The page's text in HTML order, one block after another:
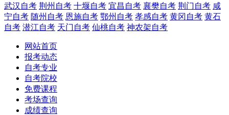
武汉自考 荆州自考 十堰自考 宜昌自考 襄樊自考 荆门自考 咸
宁自考 随州自考 恩施自考 鄂州自考 孝感自考 黄冈自考 黄石
自考 潜江自考 天门自考 仙桃自考 神农架自考
网站首页
报考动态
自考专业
自考院校
免费课程
考场查询
成绩查询